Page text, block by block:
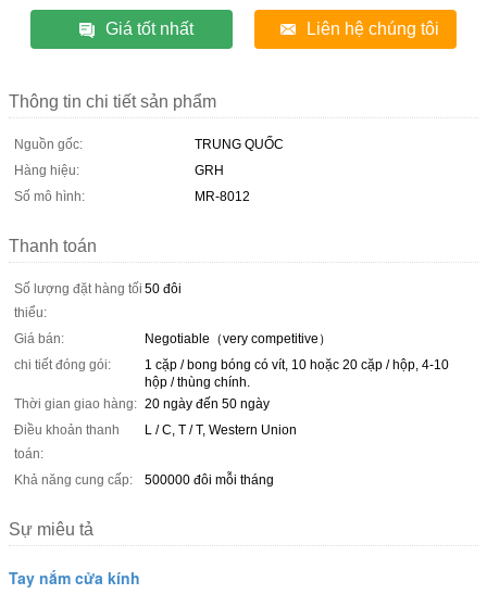
Giá tốt nhất Liên hệ chúng tôi
Thông tin chi tiết sản phẩm
Nguồn gốc:
TRUNG QUỐC
Hàng hiệu:
GRH
Số mô hình:
MR-8012
Thanh toán
Số lượng đặt hàng tối
thiểu:
50 đôi
Giá bán:
Negotiable（very competitive）
chi tiết đóng gói:
1 cặp / bong bóng có vít, 10 hoặc 20 cặp / hộp, 4-10
hộp / thùng chính.
Thời gian giao hàng: 20 ngày đến 50 ngày
Điều khoản thanh
toán:
L / C, T / T, Western Union
Khả năng cung cấp: 500000 đôi mỗi tháng
Sự miêu tả
Tay nắm cửa kính